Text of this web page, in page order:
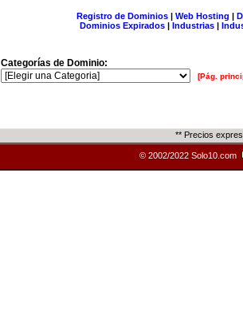
Registro de Dominios| Web Hosting |
Dominios Expirados | Industrias |
Categorías de Dominio:
[Pág.
** Precios
© 2002/2022 Solo10.com